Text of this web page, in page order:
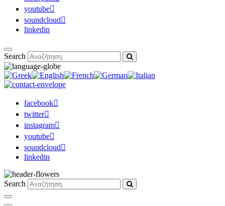
youtube
soundcloud
linkedin
Search
facebook
twitter
instagram
youtube
soundcloud
linkedin
Search